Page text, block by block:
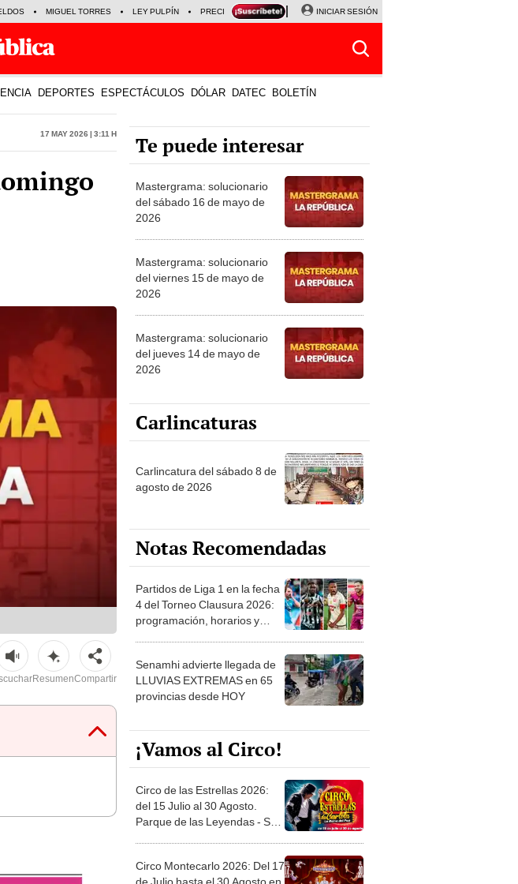
MIGUEL TORRES LEY PULPÍN PRECIO DEL DÓLAR CORTE DE LUZ VIERNES 7 DE AGOSTO
INICIAR SESIÓN
DEPORTES ESPECTÁCULOS DÓLAR DATEC BOLETÍN
17 May 2026 | 3:11 h
ResumenCompartir
Te puede interesar
Mastergrama: solucionario
del sábado 16 de mayo de
2026
Mastergrama: solucionario
del viernes 15 de mayo de
2026
Mastergrama: solucionario
del jueves 14 de mayo de
2026
Carlincaturas
Carlincatura del sábado 8 de
agosto de 2026
Notas Recomendadas
Partidos de Liga 1 en la fecha
4 del Torneo Clausura 2026:
programación, horarios y
Senamhi advierte llegada de
LLUVIAS EXTREMAS en 65
provincias desde HOY
¡Vamos al Circo!
Circo de las Estrellas 2026:
del 15 Julio al 30 Agosto.
Parque de las Leyendas - San
Circo Montecarlo 2026: Del 17
de Julio hasta el 30 Agosto en